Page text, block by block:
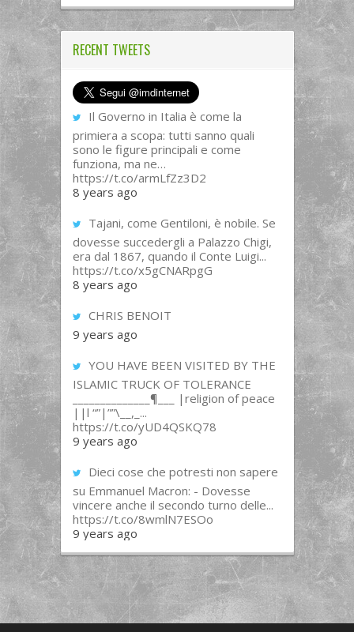
RECENT TWEETS
Il Governo in Italia è come la
primiera a scopa: tutti sanno quali
sono le figure principali e come
funziona, ma ne…
https://t.co/armLfZz3D2
8 years ago
Tajani, come Gentiloni, è nobile. Se
dovesse succedergli a Palazzo Chigi,
era dal 1867, quando il Conte Luigi...
https://t.co/x5gCNARpgG
8 years ago
CHRIS BENOIT
9 years ago
YOU HAVE BEEN VISITED BY THE
ISLAMIC TRUCK OF TOLERANCE
______________¶___ |religion of peace
||l “”|””\__,_...
https://t.co/yUD4QSKQ78
9 years ago
Dieci cose che potresti non sapere
su Emmanuel Macron: - Dovesse
vincere anche il secondo turno delle...
https://t.co/8wmlN7ESOo
9 years ago